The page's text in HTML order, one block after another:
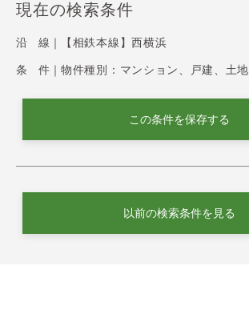
現在の検索条件
沿 線｜ 【相鉄本線】西横浜
条 件｜ 物件種別：マンション、戸建、土地
この条件を保存する
以前の検索条件を見る